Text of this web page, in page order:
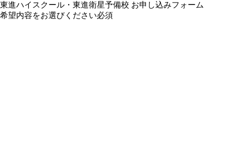
東進ハイスクール・東進衛星予備校 お申し込みフォーム
希望内容をお選びください必須